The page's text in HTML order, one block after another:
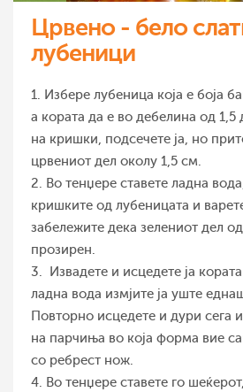
Црвено - бело
лубеници
1. Избере лубеница која е боја
а кората да е во дебелина од 1,5
на кришки, подсечете ја, но
црвениот дел околу 1,5 см.
2. Во тенџере ставете ладна
кришките од лубеницата и
забележите дека зелениот дел
прозирен.
3. Извадете и исцедете ја
ладна вода измјите ја уште
Повторно исцедете и дури сега
на парчиња во која форма вие
со ребрест нож.
4. Во тенџере ставете го